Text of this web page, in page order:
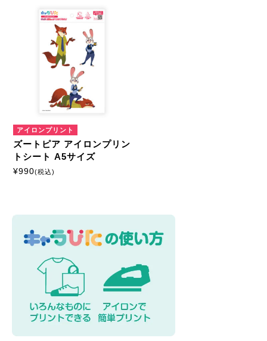
アイロンプリントシート
A5サイズ
ミニサイズ
はがきサイズ
カスタマイズ
モーテルキーホルダー
硬質ケース
アイロンプリント
ズートピア アイロンプリン
トシート A5サイズ
¥990(税込)